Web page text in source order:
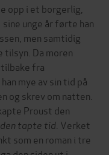
opp i et borgerlig,
unge år førte han
men samtidig
tilsyn. Da moren
fra
mye av sin tid på
og skrev om natten.
Proust den
tapte tid . Verket
som en roman i tre